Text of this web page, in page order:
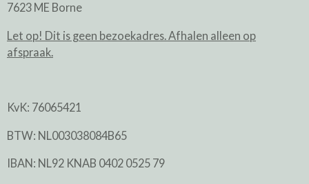
7623 ME Borne
Let op! Dit is geen bezoekadres. Afhalen alleen op
afspraak.
KvK: 76065421
BTW: NL003038084B65
IBAN: NL92 KNAB 0402 0525 79